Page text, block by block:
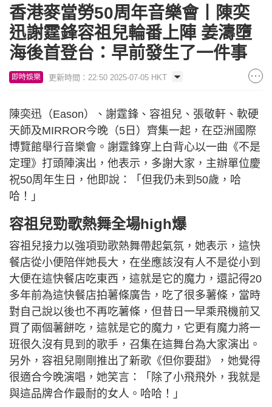
Time
香港麥當勞50周年音樂會丨陳奕
迅謝霆鋒容祖兒輪番上陣 姜濤墮
海後首登台：早前發生了一件事
即時娛樂 更新時間：22:50 2025-07-05 HKT
陳奕迅（Eason）、謝霆鋒、容祖兒、張敬軒、軟硬
天師及MIRROR今晚（5日）齊集一起，在亞洲國際
博覽館舉行音樂會。謝霆鋒穿上白背心以一曲《不是
定理》打頭陣演出，他表示，多謝大家，主辦單位慶
祝50周年生日，他即說：「但我仍未到50歲，哈
哈！」
容祖兒勁歌熱舞全場high爆
容祖兒接力以強項勁歌熱舞帶起氣氛，她表示，這快
餐店從小便陪伴她長大，在坐應該沒有人不是從小到
大便在這快餐店吃東西，這就是它的魔力，還記得20
多年前為這快餐店拍薯條廣告，吃了很多薯條，當時
對自己說以後也不再吃薯條，但昔日一早乘飛機前又
買了兩個薯餅吃，這就是它的魔力，它更有魔力將一
班很久沒有見到的歌手，召集在這舞台為大家演出。
另外，容祖兒剛剛推出了新歌《但你要甜》，她覺得
很適合今晚演唱，她笑言：「除了小飛飛外，我就是
與這品牌合作最耐的女人。哈哈！」